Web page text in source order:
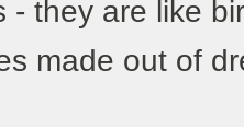
- they are like
made out of